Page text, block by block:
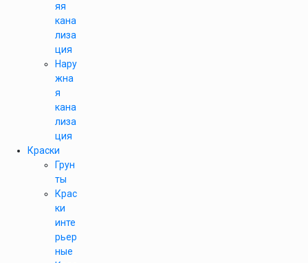
яя
кана
лиза
ция
Нару
жна
я
кана
лиза
ция
Краски
Грун
ты
Крас
ки
инте
рьер
ные